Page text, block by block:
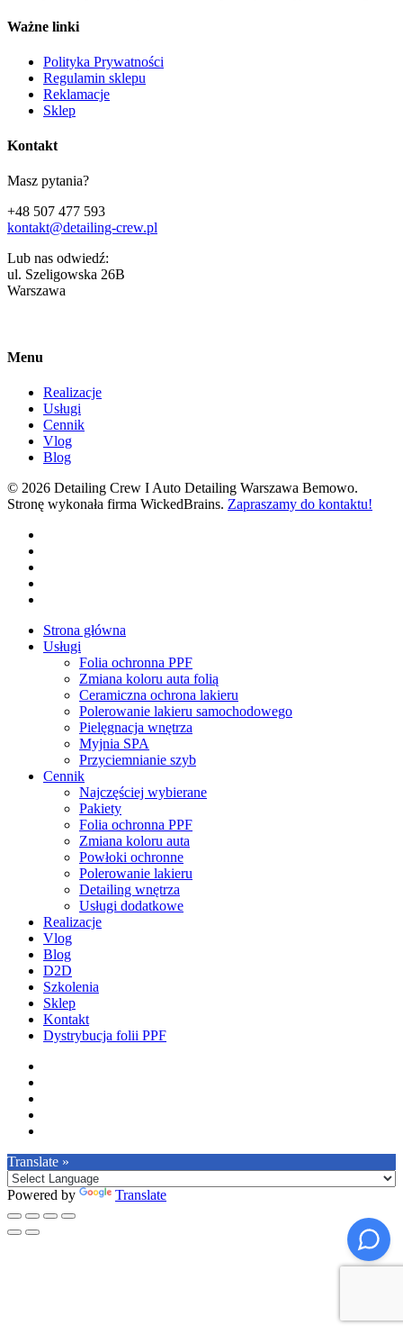
Ważne linki
Polityka Prywatności
Regulamin sklepu
Reklamacje
Sklep
Kontakt
Masz pytania?
+48 507 477 593
kontakt@detailing-crew.pl
Lub nas odwiedź:
ul. Szeligowska 26B
Warszawa
Menu
Realizacje
Usługi
Cennik
Vlog
Blog
© 2026 Detailing Crew I Auto Detailing Warszawa Bemowo.
Stronę wykonała firma WickedBrains. Zapraszamy do kontaktu!
Close
Menu
Strona główna
Usługi
Folia ochronna PPF
Zmiana koloru auta folią
Ceramiczna ochrona lakieru
Polerowanie lakieru samochodowego
Pielęgnacja wnętrza
Myjnia SPA
Przyciemnianie szyb
Cennik
Najczęściej wybierane
Pakiety
Folia ochronna PPF
Zmiana koloru auta
Powłoki ochronne
Polerowanie lakieru
Detailing wnętrza
Usługi dodatkowe
Realizacje
Vlog
Blog
D2D
Szkolenia
Sklep
Kontakt
Dystrybucja folii PPF
Translate »
Powered by Translate